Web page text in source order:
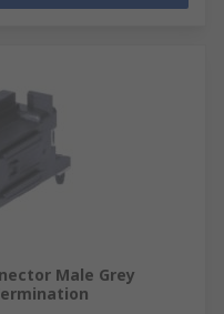
Male Grey